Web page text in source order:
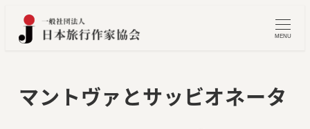
MENU
マントヴァとサッビオネータ